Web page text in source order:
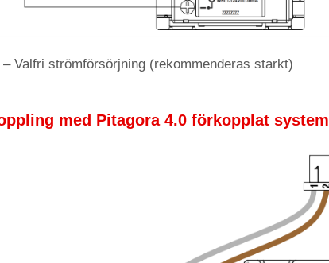
– Valfri strömförsörjning (rekommenderas starkt)
med Pitagora 4.0 förkopplat system